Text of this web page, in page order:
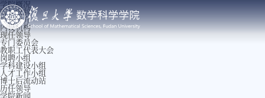
学院概况
院长致辞
学院简介
内设机构
现任领导
专门委员会
教职工代表大会
岗聘小组
学科建设小组
人才工作小组
博士后流动站
历任领导
学院新闻